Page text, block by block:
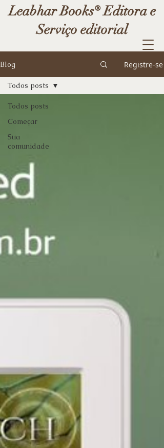
Leabhar Books® Editora e
Serviço editorial
Blog Registre-se
Todos posts
Começar
Sua
comunidade
Todos posts